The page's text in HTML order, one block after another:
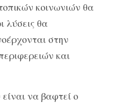
κοινωνιών θα
λύσεις θα
στην
και
να βαφτεί ο